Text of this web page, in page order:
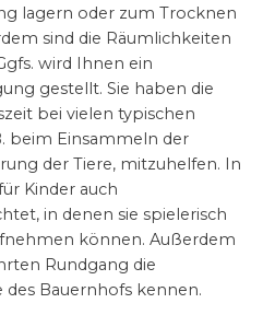
lagern oder zum Trocknen
sind die Räumlichkeiten
wird Ihnen ein
gestellt. Sie haben die
bei vielen typischen
beim Einsammeln der
der Tiere, mitzuhelfen. In
Kinder auch
in denen sie spielerisch
können. Außerdem
Rundgang die
Bauernhofs kennen.